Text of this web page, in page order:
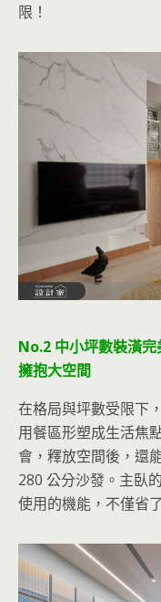
限！
No.2 中小坪數裝潢
擁抱大空間
在格局與坪數受限下
用餐區形塑成生活焦
會，釋放空間後，還
280 公分沙發。主臥
使用的機能，不僅省